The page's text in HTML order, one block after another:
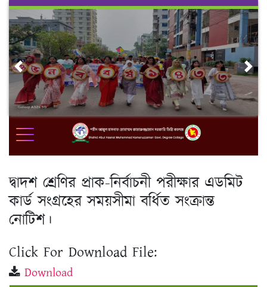
Skip
content
Previous
দ্বাদশ শ্রেণির প্রাক-নির্বাচনী পরীক্ষার এডমিট
কার্ড সংগ্রহের সময়সীমা বর্ধিত সংক্রান্ত
নোটিশ।
Click For Download File:
Download